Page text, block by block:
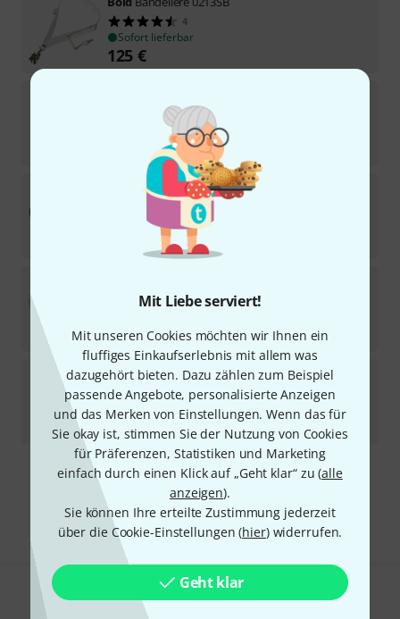
Mit Liebe serviert!
Mit unseren Cookies möchten wir Ihnen ein
fluffiges Einkaufserlebnis mit allem was
dazugehört bieten. Dazu zählen zum Beispiel
passende Angebote, personalisierte Anzeigen
und das Merken von Einstellungen. Wenn das für
Sie okay ist, stimmen Sie der Nutzung von Cookies
für Präferenzen, Statistiken und Marketing
einfach durch einen Klick auf „Geht klar“ zu (alle
anzeigen).
Sie können Ihre erteilte Zustimmung jederzeit
über die Cookie-Einstellungen (hier) widerrufen.
Geht klar
4
Sofort lieferbar
125 €
3
Sofort lieferbar
0250/90 Carrying Slings SD
Kurzfristig lieferbar (2–5 Tage)
1
49€
Bold 0250/120 Carrying Slings SD
Kurzfristig lieferbar (2–5 Tage)
55 €
Kostenloser Versand ab 29 €
Alle Preise inkl. MwSt.
Gefällt Ihnen, was Sie sehen?